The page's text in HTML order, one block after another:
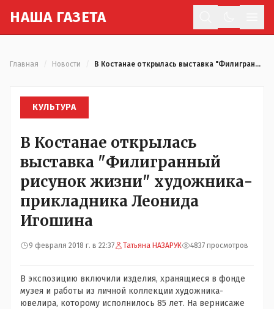
НАША ГАЗЕТА
Главная Новости В Костанае открылась выставка "Филигранный рисунок жизни" художника-прикладника Леонида Игошина
КУЛЬТУРА
В Костанае открылась
выставка "Филигранный
рисунок жизни" художника-
прикладника Леонида
Игошина
9 февраля 2018 г. в 22:37 Татьяна НАЗАРУК 4837 просмотров
В экспозицию включили изделия, хранящиеся в фонде
музея и работы из личной коллекции художника-
ювелира, которому исполнилось 85 лет. На вернисаже